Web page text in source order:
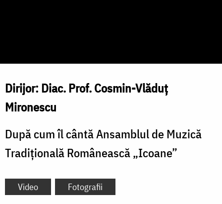
Dirijor: Diac. Prof. Cosmin-Vlăduț
Mironescu
După cum îl cântă Ansamblul de Muzică
Tradițională Românească „Icoane”
Video Fotografii